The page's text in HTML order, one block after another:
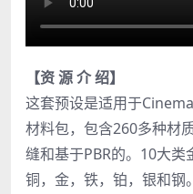
【资 源 介 绍】
这套预设是适用于
材料包，包含260多种材
缝和基于PBR的。10大类
铜，金，铁，铂，银和钢